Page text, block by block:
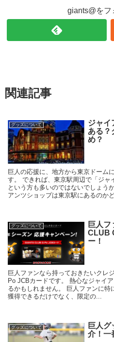
giants@をフ
関連記事
グッズについて
ジャイ
ある？
め？
巨人の応援に、地方から東京ドーム
す。 できれば、東京駅周辺で「ジャ
という方も多いのではないでしょう
アンツショップは東京駅にあるのか
グッズについて
巨人
CLUB
ー！
巨人ファンなら持っておきたいクレ
Po JCBカードです。 熱心なジャイ
るかもしれません。 巨人ファンに特
獲得できるだけでなく、限定の...
グッズについて
巨人グ
介！一